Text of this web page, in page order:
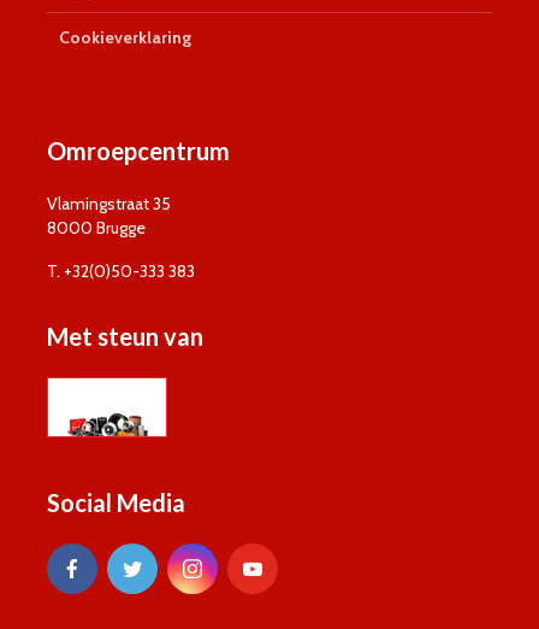
Cookieverklaring
Omroepcentrum
Vlamingstraat 35
8000 Brugge
T. +32(0)50-333 383
Met steun van
Social Media